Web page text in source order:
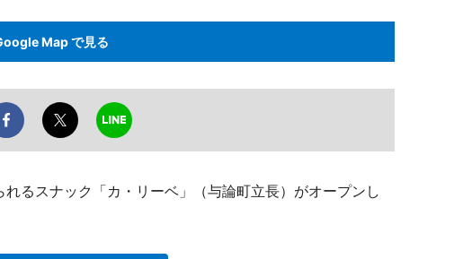
Map で見る
るスナック「カ・リーベ」（与論町立長）がオープンし